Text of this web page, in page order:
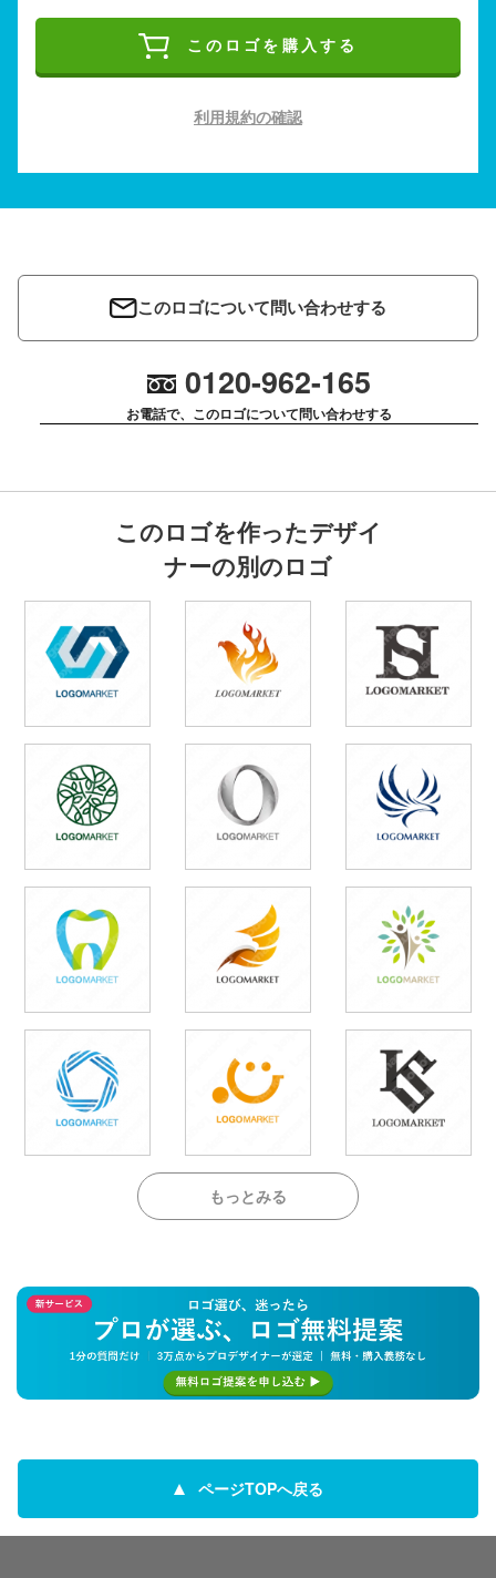
このロゴを購入する
利用規約の確認
このロゴについて問い合わせする
0120-962-165
お電話で、このロゴについて問い合わせする
このロゴを作ったデザイ
ナーの別のロゴ
もっとみる
ページTOPへ戻る